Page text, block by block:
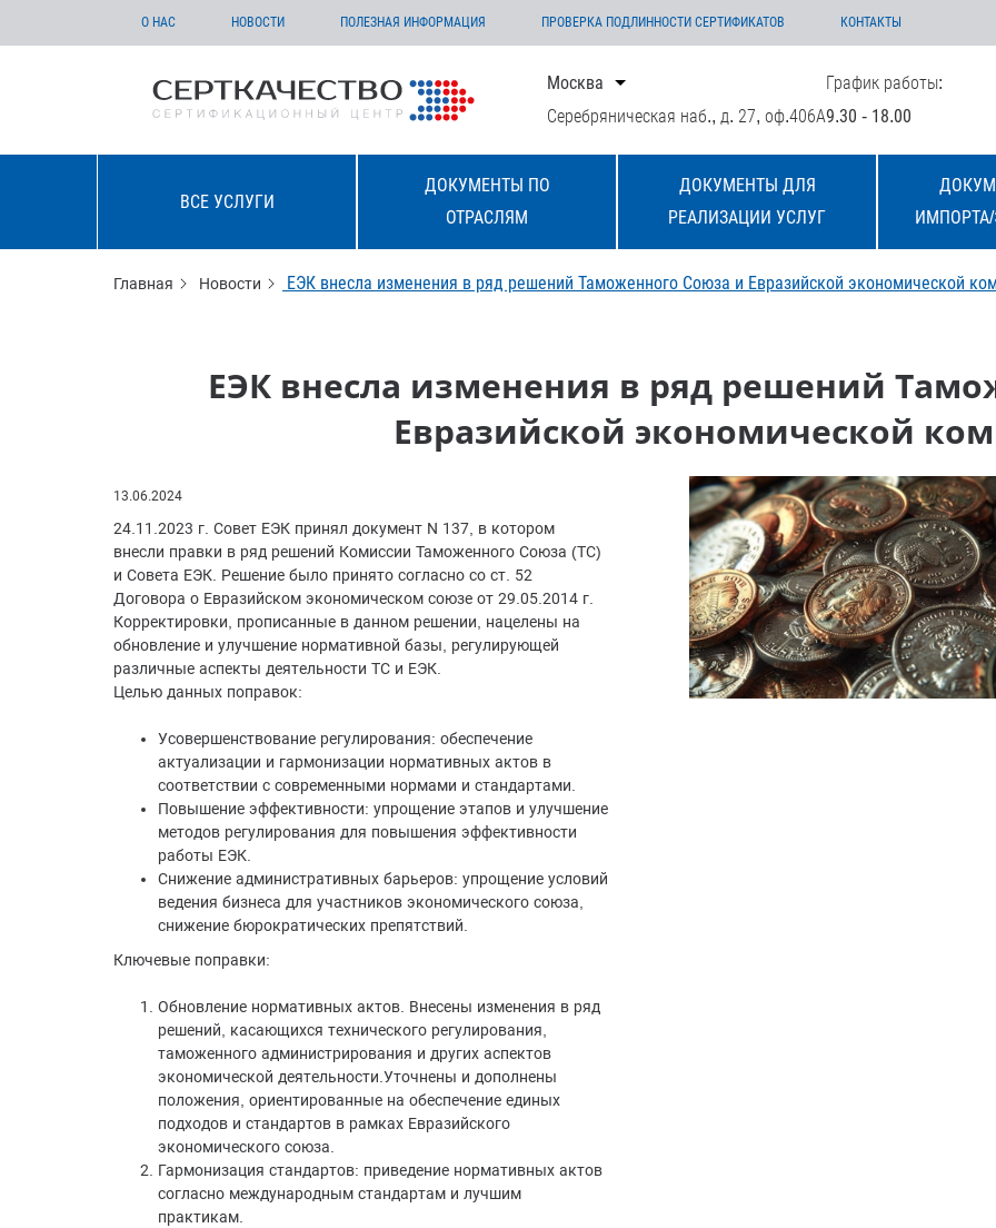
О НАС НОВОСТИ ПОЛЕЗНАЯ ИНФОРМАЦИЯ ПРОВЕРКА ПОДЛИННОСТИ СЕРТИФИКАТОВ КОНТАКТЫ
Москва
Серебряническая наб., д. 27, оф.406А
График работы:
9.30 - 18.00
ВСЕ УСЛУГИ
ДОКУМЕНТЫ ПО
ОТРАСЛЯМ
ДОКУМЕНТЫ ДЛЯ
РЕАЛИЗАЦИИ УСЛУГ
Главная Новости ЕЭК внесла изменения в ряд решений Таможенного Союза и Евразийской экономической
ЕЭК внесла изменения в ряд решений
Евразийской экономической
13.06.2024
24.11.2023 г. Совет ЕЭК принял документ N 137, в котором
внесли правки в ряд решений Комиссии Таможенного Союза (ТС)
и Совета ЕЭК. Решение было принято согласно со ст. 52
Договора о Евразийском экономическом союзе от 29.05.2014 г.
Корректировки, прописанные в данном решении, нацелены на
обновление и улучшение нормативной базы, регулирующей
различные аспекты деятельности ТС и ЕЭК.
Целью данных поправок:
Усовершенствование регулирования: обеспечение
актуализации и гармонизации нормативных актов в
соответствии с современными нормами и стандартами.
Повышение эффективности: упрощение этапов и улучшение
методов регулирования для повышения эффективности
работы ЕЭК.
Снижение административных барьеров: упрощение условий
ведения бизнеса для участников экономического союза,
снижение бюрократических препятствий.
Ключевые поправки:
Обновление нормативных актов. Внесены изменения в ряд
решений, касающихся технического регулирования,
таможенного администрирования и других аспектов
экономической деятельности.Уточнены и дополнены
положения, ориентированные на обеспечение единых
подходов и стандартов в рамках Евразийского
экономического союза.
Гармонизация стандартов: приведение нормативных актов
согласно международным стандартам и лучшим
практикам.